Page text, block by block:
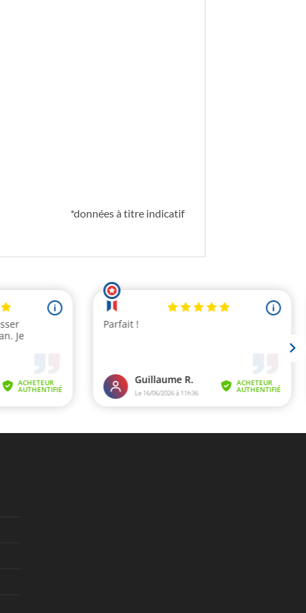
*données à titre indicatif